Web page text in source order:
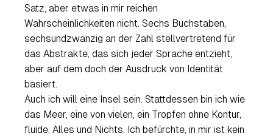
Satz, aber etwas in mir reichen
Wahrscheinlichkeiten nicht. Sechs Buchstaben,
sechsundzwanzig an der Zahl stellvertretend für
das Abstrakte, das sich jeder Sprache entzieht,
aber auf dem doch der Ausdruck von Identität
basiert.
Auch ich will eine Insel sein. Stattdessen bin ich wie
das Meer, eine von vielen, ein Tropfen ohne Kontur,
fluide, Alles und Nichts. Ich befürchte, in mir ist kein